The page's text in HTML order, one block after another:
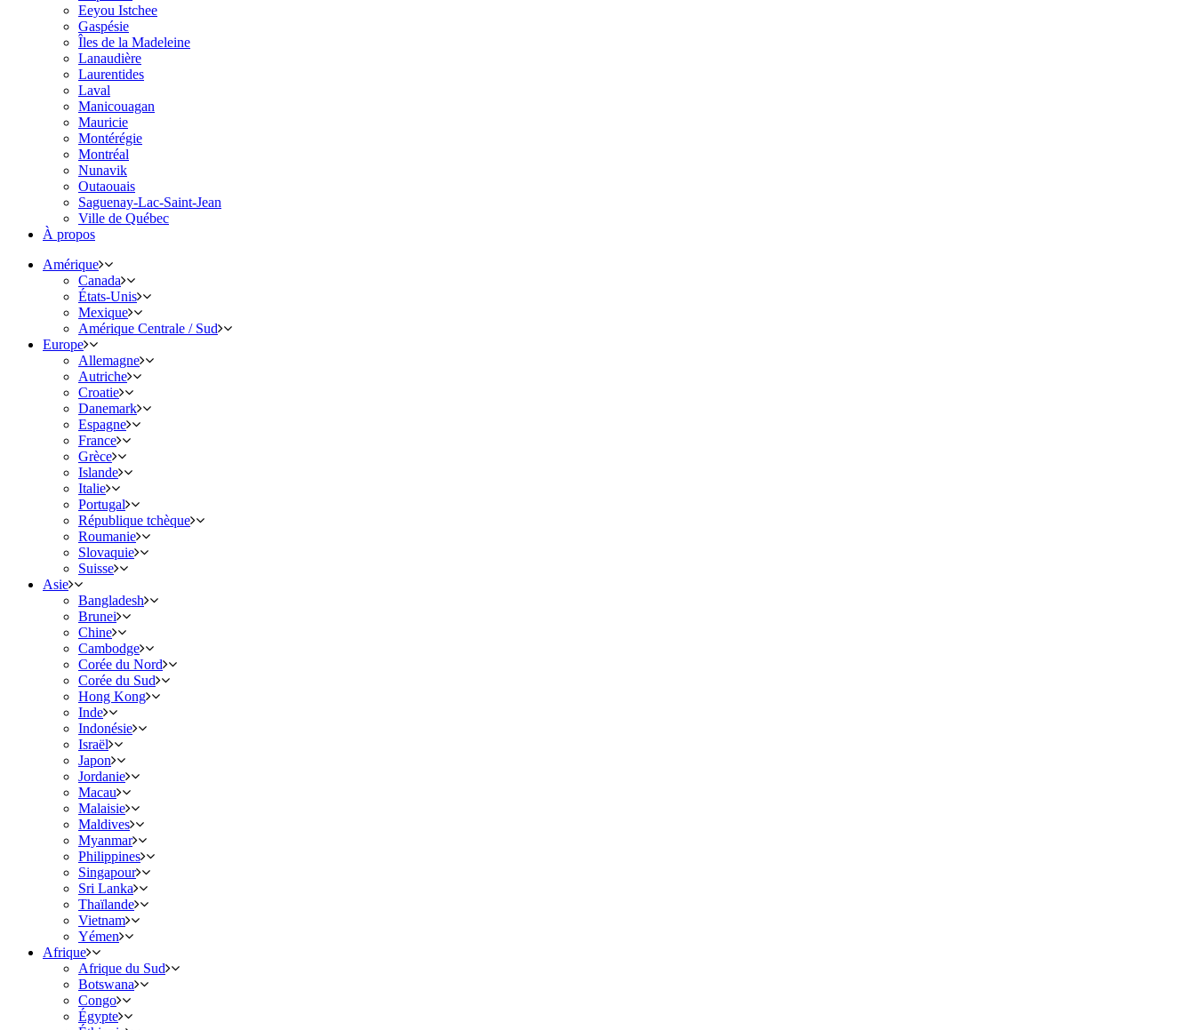
Eeyou Istchee
Gaspésie
Îles de la Madeleine
Lanaudière
Laurentides
Laval
Manicouagan
Mauricie
Montérégie
Montréal
Nunavik
Outaouais
Saguenay-Lac-Saint-Jean
Ville de Québec
À propos
Amérique
Canada
États-Unis
Mexique
Amérique Centrale / Sud
Europe
Allemagne
Autriche
Croatie
Danemark
Espagne
France
Grèce
Islande
Italie
Portugal
République tchèque
Roumanie
Slovaquie
Suisse
Asie
Bangladesh
Brunei
Chine
Cambodge
Corée du Nord
Corée du Sud
Hong Kong
Inde
Indonésie
Israël
Japon
Jordanie
Macau
Malaisie
Maldives
Myanmar
Philippines
Singapour
Sri Lanka
Thaïlande
Vietnam
Yémen
Afrique
Afrique du Sud
Botswana
Congo
Égypte